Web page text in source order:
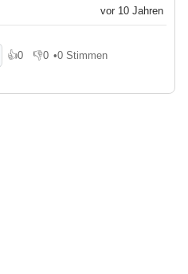
vor 10 Jahren
👍0
Gefällt mir
👎0
Gefällt mir nicht
•0 Stimmen